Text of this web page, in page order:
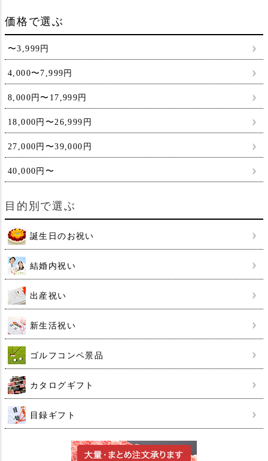
価格で選ぶ
〜3,999円
4,000〜7,999円
8,000円〜17,999円
18,000円〜26,999円
27,000円〜39,000円
40,000円〜
目的別で選ぶ
誕生日のお祝い
結婚内祝い
出産祝い
新生活祝い
ゴルフコンペ景品
カタログギフト
目録ギフト